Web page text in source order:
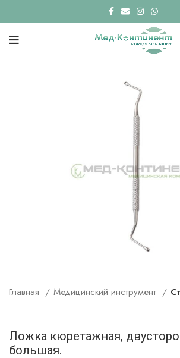
Главная Медицинский инструмент
Ложка кюретажная,
большая.